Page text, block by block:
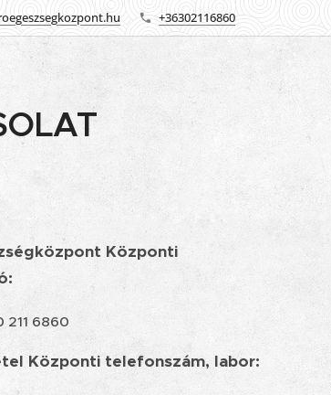
+36302116860
Központi
211 6860
Központi telefonszám, labor: